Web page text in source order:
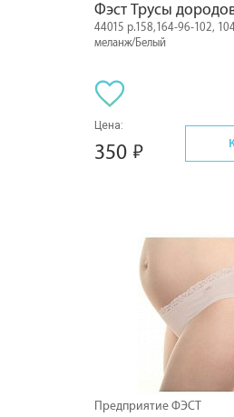
Фэст Трусы
44015 р.158,164-96-102,
меланж/Белый
Цена:
350
Предприятие ФЭСТ